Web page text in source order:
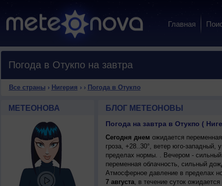
Главная
Погода в Отукпо на завтра
Все страны › Нигерия › › Погода в Отукпо
МЕТЕОНОВА БЛОГ МЕТЕОНОВЫ
Погода на завтра в Отукпо (
Сегодня днем ожидается
гроза, +28..30°, ветер юго-
пределах нормы. . Вечером -
переменная облачность, сильный
Атмосферное давление в пределах
7 августа, в течение суток